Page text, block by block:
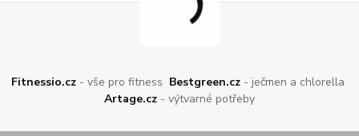
Fitnessio.cz - vše pro fitness Bestgreen.cz - ječmen a chlorella
Artage.cz - výtvarné potřeby